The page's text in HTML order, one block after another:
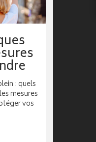
: quels
mesures
vos